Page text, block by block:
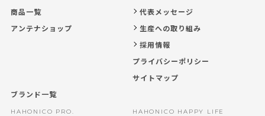
商品一覧
アンテナショップ
ブランド一覧
HAHONICO PRO. HAHONICO HAPPY LIFE
代表メッセージ
生産への取り組み
採用情報
プライバシーポリシー
サイトマップ